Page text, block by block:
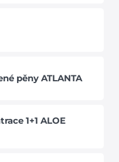
pěny ATLANTA
1+1 ALOE